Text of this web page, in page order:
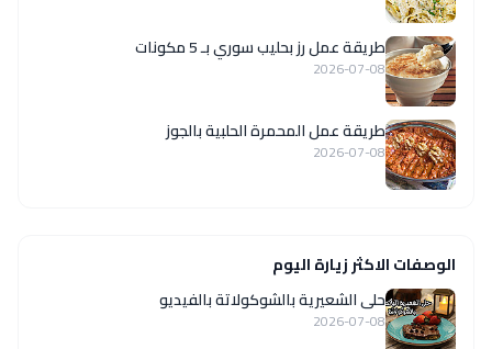
طريقة عمل رز بحليب سوري بـ 5 مكونات
2026-07-08
طريقة عمل المحمرة الحلبية بالجوز
2026-07-08
الوصفات الاكثر زيارة اليوم
حلى الشعيرية بالشوكولاتة بالفيديو
2026-07-08